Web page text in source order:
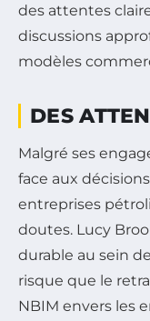
des attentes
discussions
modèles
DES
Malgré ses
face aux
entreprises
doutes. Lucy
durable au sein
risque que le
NBIM envers les